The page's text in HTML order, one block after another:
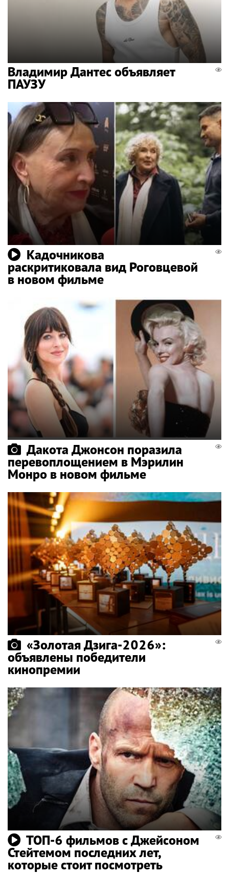
Владимир Дантес объявляет
ПАУЗУ
Кадочникова
раскритиковала вид Роговцевой
в новом фильме
Дакота Джонсон поразила
перевоплощением в Мэрилин
Монро в новом фильме
«Золотая Дзига-2026»:
объявлены победители
кинопремии
ТОП-6 фильмов с Джейсоном
Стейтемом последних лет,
которые стоит посмотреть